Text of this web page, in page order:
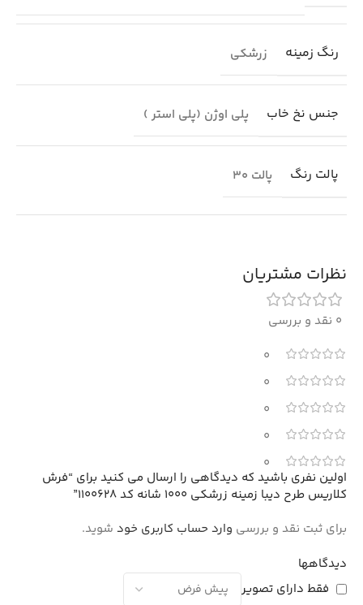
رنگ زمینه زرشکی
جنس نخ خاب پلی اوژن (پلی استر )
پالت رنگ پالت 30
نظرات مشتریان
0 نقد و بررسی
0
0
0
0
0
دیدگاهها
فقط دارای تصویر
اولین نفری باشید که دیدگاهی را ارسال می کنید برای “فرش
کلاریس طرح دیبا زمینه زرشکی 1000 شانه کد 1100628”
برای ثبت نقد و بررسی وارد حساب کاربری خود شوید.